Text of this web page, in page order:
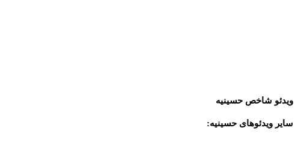
ویدئو شاخص حسینیه
سایر ویدئوهای حسینیه: